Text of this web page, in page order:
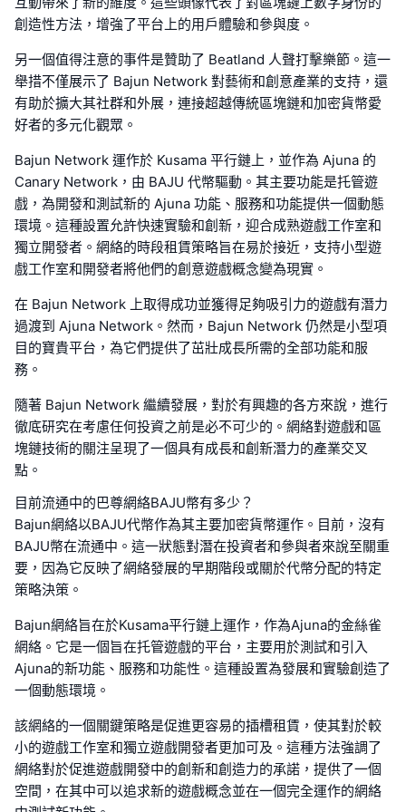
創造性方法，增強了平台上的用戶體驗和參與度。
另一個值得注意的事件是贊助了 Beatland 人聲打擊樂節。這一
舉措不僅展示了 Bajun Network 對藝術和創意產業的支持，還
有助於擴大其社群和外展，連接超越傳統區塊鏈和加密貨幣愛
好者的多元化觀眾。
Bajun Network 運作於 Kusama 平行鏈上，並作為 Ajuna 的
Canary Network，由 BAJU 代幣驅動。其主要功能是托管遊
戲，為開發和測試新的 Ajuna 功能、服務和功能提供一個動態
環境。這種設置允許快速實驗和創新，迎合成熟遊戲工作室和
獨立開發者。網絡的時段租賃策略旨在易於接近，支持小型遊
戲工作室和開發者將他們的創意遊戲概念變為現實。
在 Bajun Network 上取得成功並獲得足夠吸引力的遊戲有潛力
過渡到 Ajuna Network。然而，Bajun Network 仍然是小型項
目的寶貴平台，為它們提供了茁壯成長所需的全部功能和服
務。
隨著 Bajun Network 繼續發展，對於有興趣的各方來說，進行
徹底研究在考慮任何投資之前是必不可少的。網絡對遊戲和區
塊鏈技術的關注呈現了一個具有成長和創新潛力的產業交叉
點。
目前流通中的巴尊網絡BAJU幣有多少？
Bajun網絡以BAJU代幣作為其主要加密貨幣運作。目前，沒有
BAJU幣在流通中。這一狀態對潛在投資者和參與者來說至關重
要，因為它反映了網絡發展的早期階段或關於代幣分配的特定
策略決策。
Bajun網絡旨在於Kusama平行鏈上運作，作為Ajuna的金絲雀
網絡。它是一個旨在托管遊戲的平台，主要用於測試和引入
Ajuna的新功能、服務和功能性。這種設置為發展和實驗創造了
一個動態環境。
該網絡的一個關鍵策略是促進更容易的插槽租賃，使其對於較
小的遊戲工作室和獨立遊戲開發者更加可及。這種方法強調了
網絡對於促進遊戲開發中的創新和創造力的承諾，提供了一個
空間，在其中可以追求新的遊戲概念並在一個完全運作的網絡